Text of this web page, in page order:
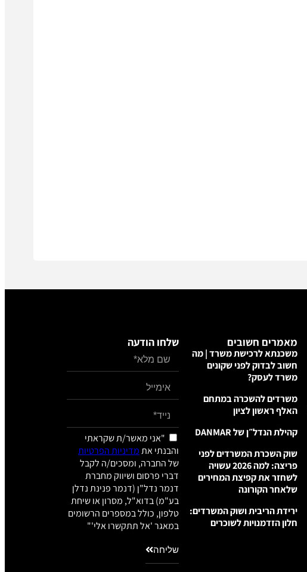
מאמרים חשובים
משכנתא לרכישת משרד | מה
חשוב לבדוק לפני שקונים
משרד לעסק?
משרדים להשכרה במתחם
האלף ראשון לציון
קהילת הנדל״ן של DANMAR
שוק השכרת המשרדים לפני
פריצה: למה 2026 עשויה
לשחזר את קפיצת המחירים
שלאחר הקורונה
ירידת הריבית ושוק המשרדים:
חלון הזדמנויות לשוכרים
שלחו הודעה
"אני מאשר/ת שקראתי
והבנתי אתמדיניות הפרטיות
של החברה, ומסכים/ה לקבל
דברי פרסום ושיווק מחברת
דנמר נדל"ן (דנמר פנינת נדלן
בע"מ) בדוא"ל, מסרון או שיחת
טלפון, כולל במספרים הרשומים
במאגר 'אל תתקשרו אלי'"
שליחה